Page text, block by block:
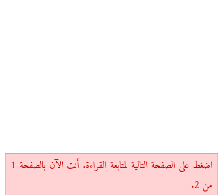
اضغط على الصفحة التالية لمتابعة القراءة. أنت الآن بالصفحة 1
من 2.